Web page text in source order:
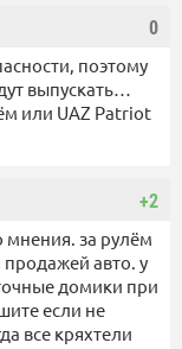
0
поэтому
выпускать…
или UAZ Patriot
+2
мнения. за рулём
продажей авто. у
домики при
если не
все кряхтели